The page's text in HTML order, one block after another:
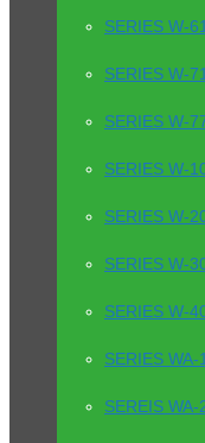
SERIES W-
SERIES W-
SERIES W-
SERIES W-
SERIES W-
SERIES W-
SERIES W-
SERIES
SEREIS